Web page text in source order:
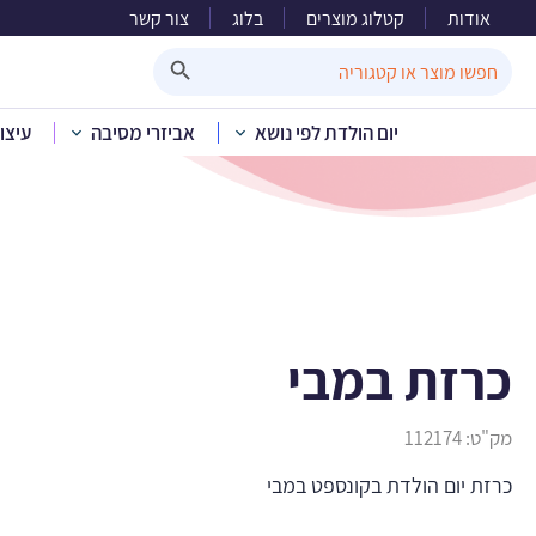
אודות קטלוג מוצרים בלוג צור קשר
for:
יום הולדת לפי נושא אביזרי מסיבהבית
כרזת במבי
מק"ט:112174
כרזת יום הולדת בקונספט במבי